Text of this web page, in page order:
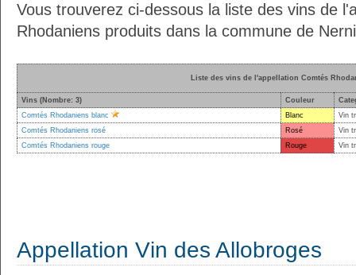
Vous trouverez ci-dessous la liste des vins de
Rhodaniens produits dans la commune de
Liste des vins de l'appellation Comtés
Vins (Nombre: 3) Couleur
Comtés Rhodaniens blanc
Blanc
Vin
Comtés Rhodaniens rosé
Rosé
Vin
Comtés Rhodaniens rouge
Rouge Vin
Appellation Vin des Allobroges